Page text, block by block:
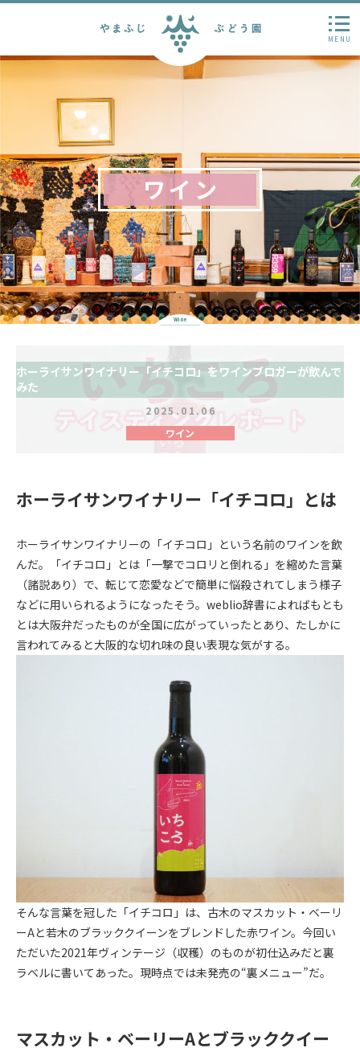
MENU
ワイン
Wine
ホーライサンワイナリー「イチコロ」をワインブロガーが飲んで
みた
2025.01.06
ワイン
ホーライサンワイナリー「イチコロ」とは
ホーライサンワイナリーの「イチコロ」という名前のワインを飲
んだ。「イチコロ」とは「一撃でコロリと倒れる」を縮めた言葉
（諸説あり）で、転じて恋愛などで簡単に悩殺されてしまう様子
などに用いられるようになったそう。weblio辞書によればもとも
とは大阪弁だったものが全国に広がっていったとあり、たしかに
言われてみると大阪的な切れ味の良い表現な気がする。
そんな言葉を冠した「イチコロ」は、古木のマスカット・ベーリ
ーAと若木のブラッククイーンをブレンドした赤ワイン。今回い
ただいた2021年ヴィンテージ（収穫）のものが初仕込みだと裏
ラベルに書いてあった。現時点では未発売の“裏メニュー”だ。
マスカット・ベーリーAとブラッククイー